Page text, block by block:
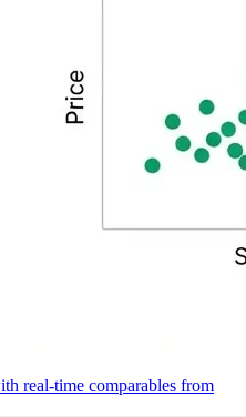
real-time comparables from